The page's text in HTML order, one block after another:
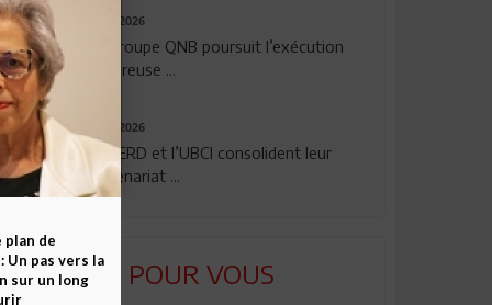
29.07.2026
Le Groupe QNB poursuit l’exécution
rigoureuse ...
24.07.2026
La BERD et l’UBCI consolident leur
partenariat ...
LU POUR VOUS
plan de
Un pas vers la
sur un long